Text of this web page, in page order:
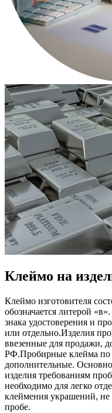
Клеймо на
Клеймо изготовителя
обозначается литерой
знака удостоверения и
или отдельно.Изделия
ввезенные для продажи,
РФ.Пробирные клейма по
дополнительные.
изделия требованиям
необходимо для легко
клеймения украшений, не
пробе.